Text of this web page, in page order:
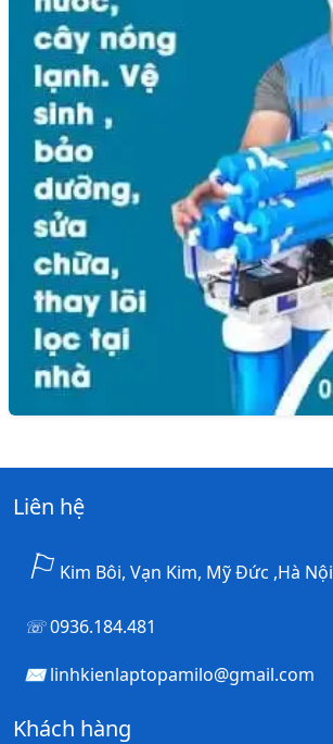
Liên hệ
Kim Bôi, Vạn Kim, Mỹ Đức ,Hà Nội
0936.184.481
linhkienlaptopamilo@gmail.com
Khách hàng